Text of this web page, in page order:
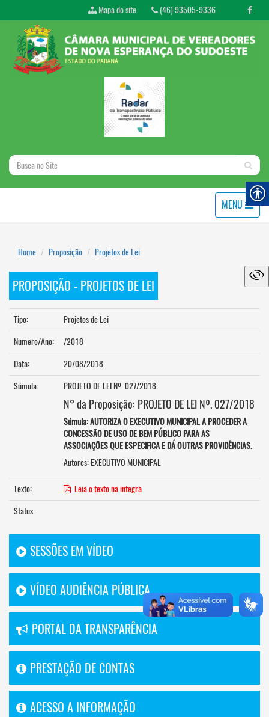
Mapa do site (46) 93505-9336
MENU
Home Proposição Projetos de Lei
PROPOSIÇÃO - PROJETOS DE LEI
Tipo:
Projetos de Lei
Numero/Ano:
/2018
Data:
20/08/2018
Súmula:
PROJETO DE LEI Nº. 027/2018
N° da Proposição: PROJETO DE LEI Nº. 027/2018
Súmula: AUTORIZA O EXECUTIVO MUNICIPAL A PROCEDER A
CONCESSÃO DE USO DE BEM PÚBLICO PARA AS
ASSOCIAÇÕES QUE ESPECIFICA E DÁ OUTRAS PROVIDÊNCIAS.
Autores: EXECUTIVO MUNICIPAL
Texto:
Leia o texto na integra
Status:
SESSÕES EM VÍDEO
VÍDEO AUDIÊNCIA PÚBLICA
PORTAL DA TRANSPARÊNCIA
PRESTAÇÃO DE CONTAS
ACESSO A INFORMAÇÃO